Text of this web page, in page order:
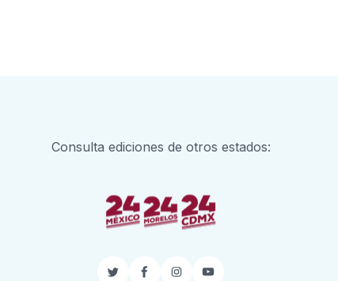
Consulta ediciones de otros estados: